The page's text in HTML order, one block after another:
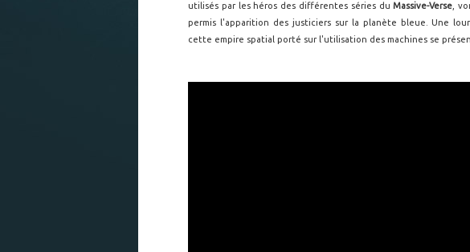
utilisés par les héros des différentes séries duMassive-Verse ,
permis l'apparition des justiciers sur la planète bleue. Une
cette empire spatial porté sur l'utilisation des machines se